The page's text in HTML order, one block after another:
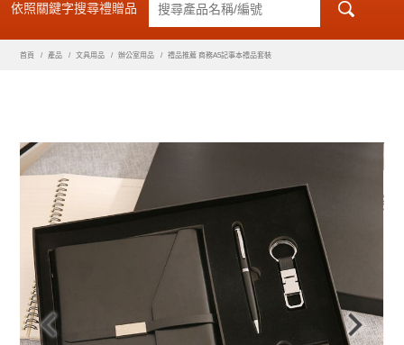
依照關鍵字搜尋禮贈品
首頁 產品 文具用品 辦公室用品 禮品推薦 商務A5記事本禮品套裝